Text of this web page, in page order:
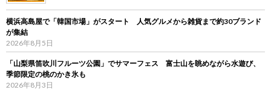
横浜高島屋で「韓国市場」がスタート 人気グルメから雑貨まで約30ブランド
が集結
2026年8月5日
「山梨県笛吹川フルーツ公園」でサマーフェス 富士山を眺めながら水遊び、
季節限定の桃のかき氷も
2026年8月3日